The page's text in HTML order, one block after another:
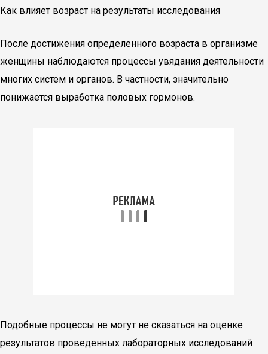
Как влияет возраст на результаты исследования
После достижения определенного возраста в организме
женщины наблюдаются процессы увядания деятельности
многих систем и органов. В частности, значительно
понижается выработка половых гормонов.
Подобные процессы не могут не сказаться на оценке
результатов проведенных лабораторных исследований